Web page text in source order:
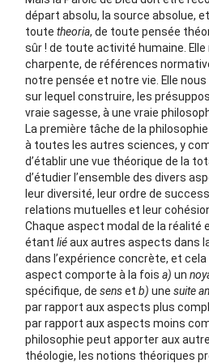
départ absolu, la source absolue,
toute theoria, de toute pensée
sûr ! de toute activité humaine.
charpente, de références
notre pensée et notre vie. Elle
sur lequel construire, les
vraie sagesse, à une vraie
La première tâche de la
à toutes les autres sciences, y
d’établir une vue théorique de la
d’étudier l’ensemble des divers
leur diversité, leur ordre de
relations mutuelles et leur
Chaque aspect modal de la réalité
étant liéaux autres aspects dans
dans l’expérience concrète, et
aspect comporte à la fois a) un
spécifique, de senset b) une suite
par rapport aux aspects plus
par rapport aux aspects moins
philosophie peut apporter aux
théologie, les notions théoriques